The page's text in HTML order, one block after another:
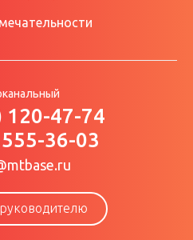
120-47-74
36-03